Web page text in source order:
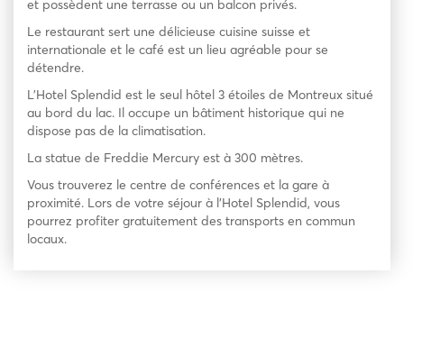
et possèdent une terrasse ou un balcon privés.
Le restaurant sert une délicieuse cuisine suisse et
internationale et le café est un lieu agréable pour se
détendre.
L’Hotel Splendid est le seul hôtel 3 étoiles de Montreux situé
au bord du lac. Il occupe un bâtiment historique qui ne
dispose pas de la climatisation.
La statue de Freddie Mercury est à 300 mètres.
Vous trouverez le centre de conférences et la gare à
proximité. Lors de votre séjour à l’Hotel Splendid, vous
pourrez profiter gratuitement des transports en commun
locaux.